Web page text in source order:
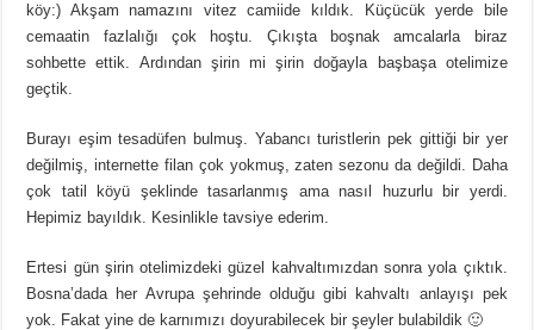
köy:) Akşam namazını vitez camiide kıldık. Küçücük yerde bile
cemaatin fazlalığı çok hoştu. Çıkışta boşnak amcalarla biraz
sohbette ettik. Ardından şirin mi şirin doğayla başbaşa otelimize
geçtik.
Burayı eşim tesadüfen bulmuş. Yabancı turistlerin pek gittiği bir yer
değilmiş, internette filan çok yokmuş, zaten sezonu da değildi. Daha
çok tatil köyü şeklinde tasarlanmış ama nasıl huzurlu bir yerdi.
Hepimiz bayıldık. Kesinlikle tavsiye ederim.
Ertesi gün şirin otelimizdeki güzel kahvaltımızdan sonra yola çıktık.
Bosna’dada her Avrupa şehrinde olduğu gibi kahvaltı anlayışı pek
yok. Fakat yine de karnımızı doyurabilecek bir şeyler bulabildik 🙂